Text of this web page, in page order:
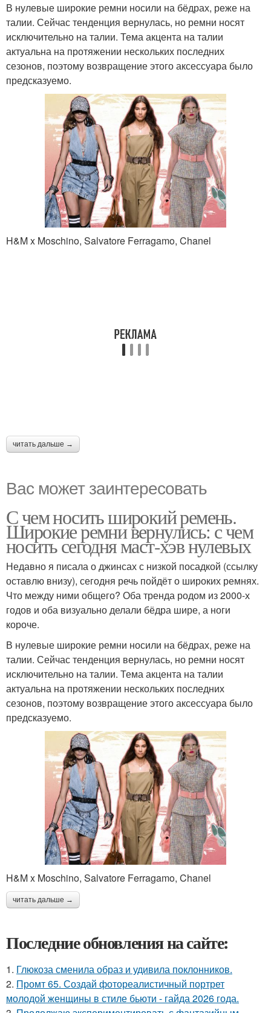
В нулевые широкие ремни носили на бёдрах, реже на
талии. Сейчас тенденция вернулась, но ремни носят
исключительно на талии. Тема акцента на талии
актуальна на протяжении нескольких последних
сезонов, поэтому возвращение этого аксессуара было
предсказуемо.
H&M x Moschino, Salvatore Ferragamo, Chanel
читать дальше →
Вас может заинтересовать
С чем носить широкий ремень.
Широкие ремни вернулись: с чем
носить сегодня маст-хэв нулевых
Недавно я писала о джинсах с низкой посадкой (ссылку
оставлю внизу), сегодня речь пойдёт о широких ремнях.
Что между ними общего? Оба тренда родом из 2000-х
годов и оба визуально делали бёдра шире, а ноги
короче.
В нулевые широкие ремни носили на бёдрах, реже на
талии. Сейчас тенденция вернулась, но ремни носят
исключительно на талии. Тема акцента на талии
актуальна на протяжении нескольких последних
сезонов, поэтому возвращение этого аксессуара было
предсказуемо.
H&M x Moschino, Salvatore Ferragamo, Chanel
читать дальше →
Последние обновления на сайте:
1. Глюкоза сменила образ и удивила поклонников.
2. Промт 65. Создай фотореалистичный портрет
молодой женщины в стиле бьюти - гайда 2026 года.